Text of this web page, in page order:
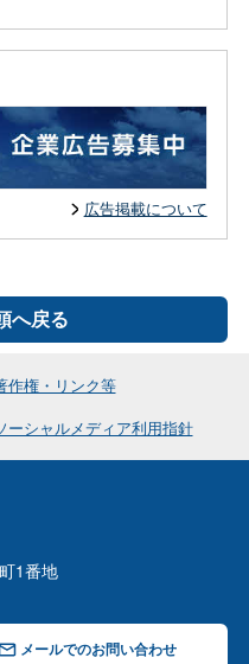
広告掲載について
へ戻る
作権・リンク等
ーシャルメディア利用指針
1番地
メールでのお問い合わせ